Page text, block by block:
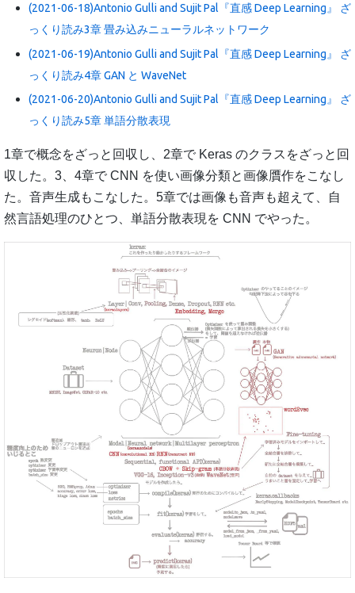
(2021-06-18)Antonio Gulli and Sujit Pal『直感 Deep Learning』 ざ
っくり読み3章 畳み込みニューラルネットワーク
(2021-06-19)Antonio Gulli and Sujit Pal『直感 Deep Learning』 ざ
っくり読み4章 GAN と WaveNet
(2021-06-20)Antonio Gulli and Sujit Pal『直感 Deep Learning』 ざ
っくり読み5章 単語分散表現
1章で概念をざっと回収し、2章で Keras のクラスをざっと回
収した。3、4章で CNN を使い画像分類と画像贋作をこなし
た。音声生成もこなした。5章では画像も音声も超えて、自
然言語処理のひとつ、単語分散表現を CNN でやった。